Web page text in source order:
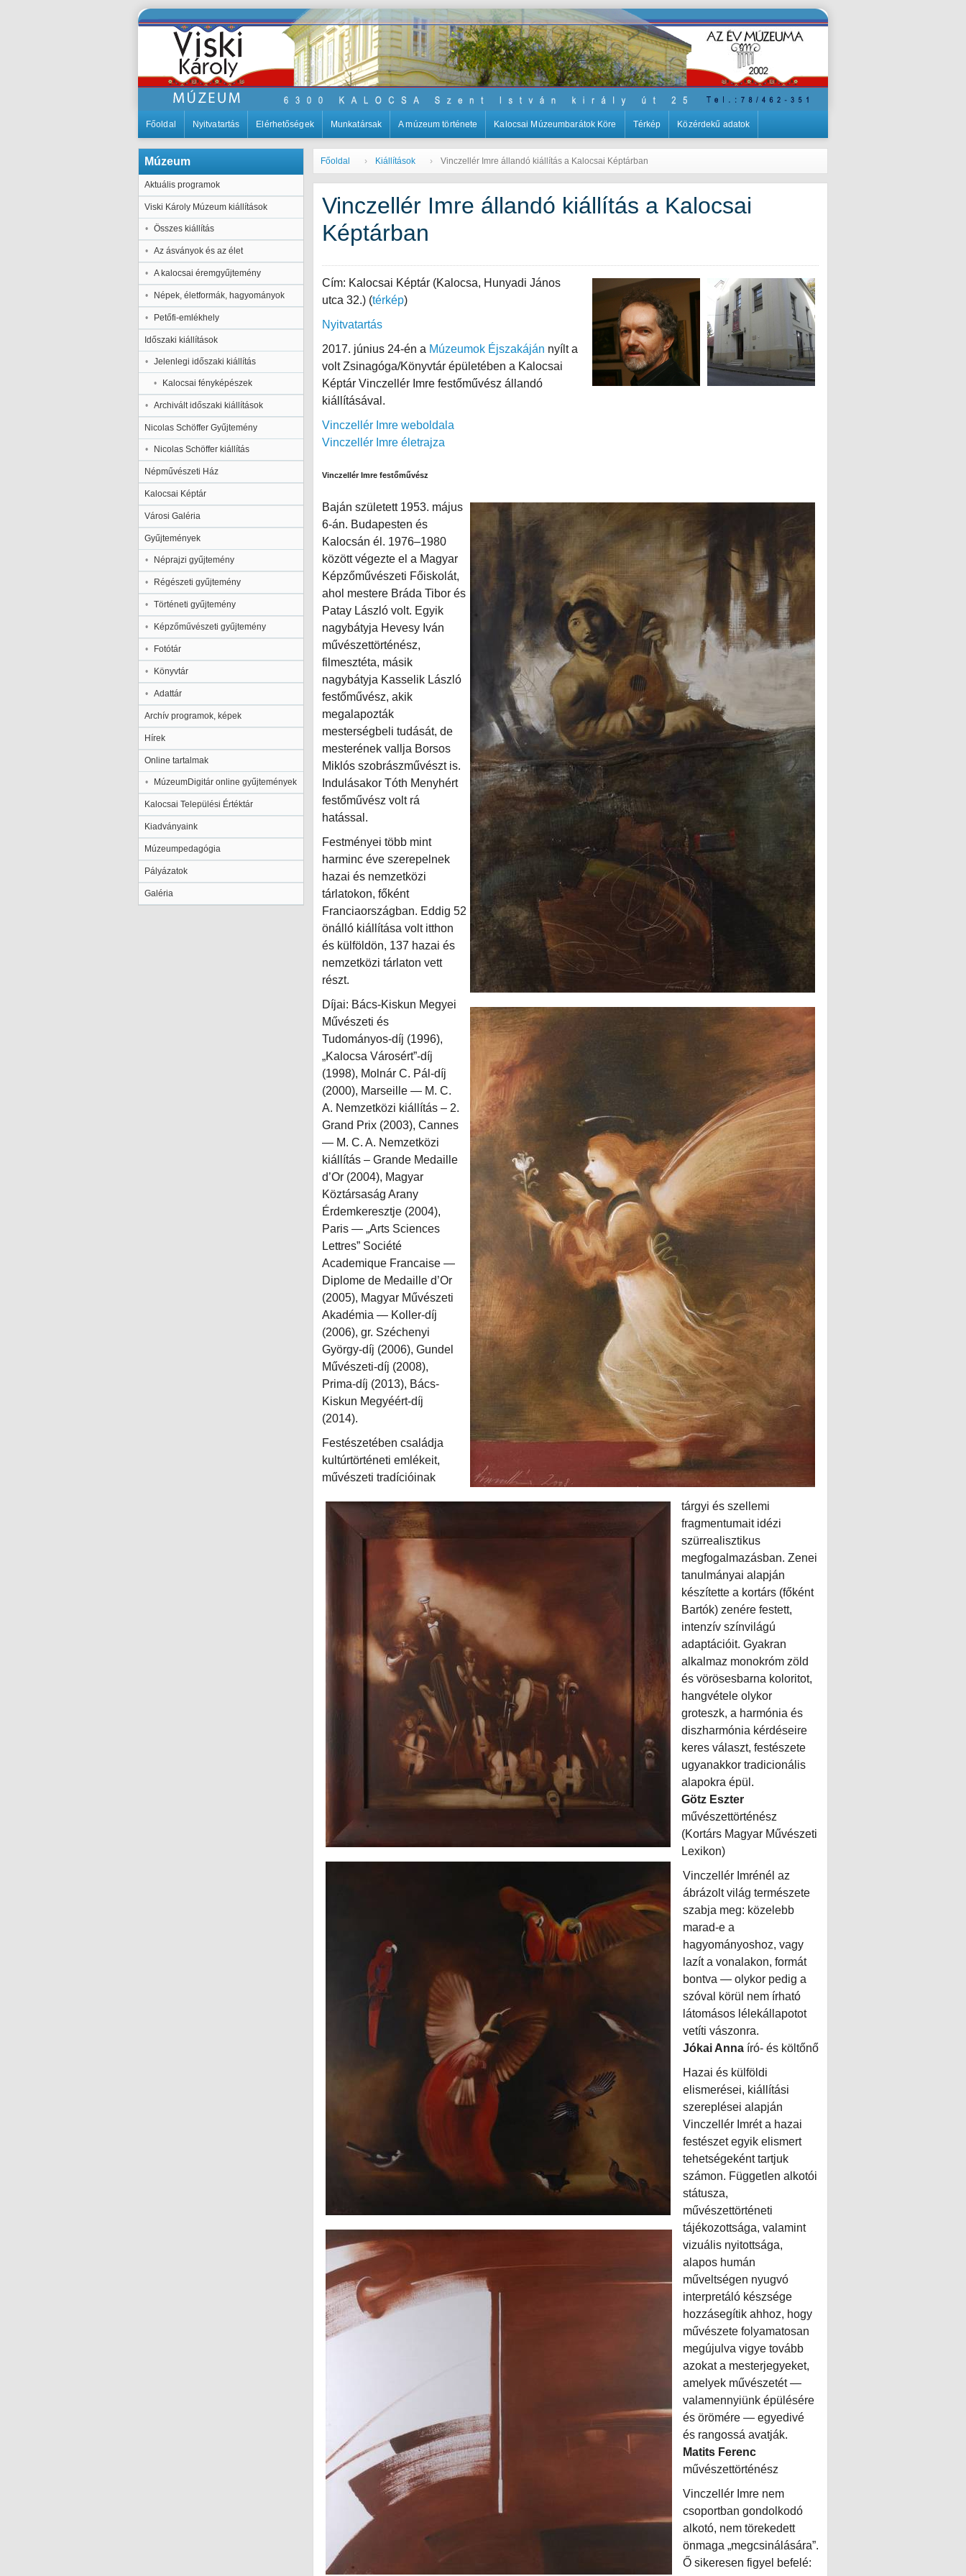
Főoldal Nyitvatartás Elérhetőségek Munkatársak A múzeum története Kalocsai Múzeumbarátok Köre Térkép Közérdekű adatok
Múzeum
Aktuális programok
Viski Károly Múzeum kiállítások
Összes kiállítás
Az ásványok és az élet
A kalocsai éremgyűjtemény
Népek, életformák, hagyományok
Petőfi-emlékhely
Időszaki kiállítások
Jelenlegi időszaki kiállítás
Kalocsai fényképészek
Archivált időszaki kiállítások
Nicolas Schöffer Gyűjtemény
Nicolas Schöffer kiállítás
Népművészeti Ház
Kalocsai Képtár
Városi Galéria
Gyűjtemények
Néprajzi gyűjtemény
Régészeti gyűjtemény
Történeti gyűjtemény
Képzőművészeti gyűjtemény
Fotótár
Könyvtár
Adattár
Archív programok, képek
Hírek
Online tartalmak
MúzeumDigitár online gyűjtemények
Kalocsai Települési Értéktár
Kiadványaink
Múzeumpedagógia
Pályázatok
Galéria
Főoldal Kiállítások Vinczellér Imre állandó kiállítás a Kalocsai Képtárban
Vinczellér Imre állandó kiállítás a Kalocsai
Képtárban
Cím: Kalocsai Képtár (Kalocsa, Hunyadi János
utca 32.) (térkép)
Nyitvatartás
2017. június 24-én a Múzeumok Éjszakáján nyílt a
volt Zsinagóga/Könyvtár épületében a Kalocsai
Képtár Vinczellér Imre festőművész állandó
kiállításával.
Vinczellér Imre weboldala
Vinczellér Imre életrajza
Vinczellér Imre festőművész
Baján született 1953. május
6-án. Budapesten és
Kalocsán él. 1976–1980
között végezte el a Magyar
Képzőművészeti Főiskolát,
ahol mestere Bráda Tibor és
Patay László volt. Egyik
nagybátyja Hevesy Iván
művészettörténész,
filmesztéta, másik
nagybátyja Kasselik László
festőművész, akik
megalapozták
mesterségbeli tudását, de
mesterének vallja Borsos
Miklós szobrászművészt is.
Indulásakor Tóth Menyhért
festőművész volt rá
hatással.
Festményei több mint
harminc éve szerepelnek
hazai és nemzetközi
tárlatokon, főként
Franciaországban. Eddig 52
önálló kiállítása volt itthon
és külföldön, 137 hazai és
nemzetközi tárlaton vett
részt.
Díjai: Bács-Kiskun Megyei
Művészeti és
Tudományos-díj (1996),
„Kalocsa Városért”-díj
(1998), Molnár C. Pál-díj
(2000), Marseille — M. C.
A. Nemzetközi kiállítás – 2.
Grand Prix (2003), Cannes
— M. C. A. Nemzetközi
kiállítás – Grande Medaille
d’Or (2004), Magyar
Köztársaság Arany
Érdemkeresztje (2004),
Paris — „Arts Sciences
Lettres” Société
Academique Francaise —
Diplome de Medaille d’Or
(2005), Magyar Művészeti
Akadémia — Koller-díj
(2006), gr. Széchenyi
György-díj (2006), Gundel
Művészeti-díj (2008),
Prima-díj (2013), Bács-
Kiskun Megyéért-díj
(2014).
Festészetében családja
kultúrtörténeti emlékeit,
művészeti tradícióinak
tárgyi és szellemi
fragmentumait idézi
szürrealisztikus
megfogalmazásban. Zenei
tanulmányai alapján
készítette a kortárs (főként
Bartók) zenére festett,
intenzív színvilágú
adaptációit. Gyakran
alkalmaz monokróm zöld
és vörösesbarna koloritot,
hangvétele olykor
groteszk, a harmónia és
diszharmónia kérdéseire
keres választ, festészete
ugyanakkor tradicionális
alapokra épül.
Götz Eszter
művészettörténész
(Kortárs Magyar Művészeti
Lexikon)
Vinczellér Imrénél az
ábrázolt világ természete
szabja meg: közelebb
marad-e a
hagyományoshoz, vagy
lazít a vonalakon, formát
bontva — olykor pedig a
szóval körül nem írható
látomásos lélekállapotot
vetíti vászonra.
Jókai Anna író- és költőnő
Hazai és külföldi
elismerései, kiállítási
szereplései alapján
Vinczellér Imrét a hazai
festészet egyik elismert
tehetségeként tartjuk
számon. Független alkotói
státusza,
művészettörténeti
tájékozottsága, valamint
vizuális nyitottsága,
alapos humán
műveltségen nyugvó
interpretáló készsége
hozzásegítik ahhoz, hogy
művészete folyamatosan
megújulva vigye tovább
azokat a mesterjegyeket,
amelyek művészetét —
valamennyiünk épülésére
és örömére — egyedivé
és rangossá avatják.
Matits Ferenc
művészettörténész
Vinczellér Imre nem
csoportban gondolkodó
alkotó, nem törekedett
önmaga „megcsinálására”.
Ő sikeresen figyel befelé: